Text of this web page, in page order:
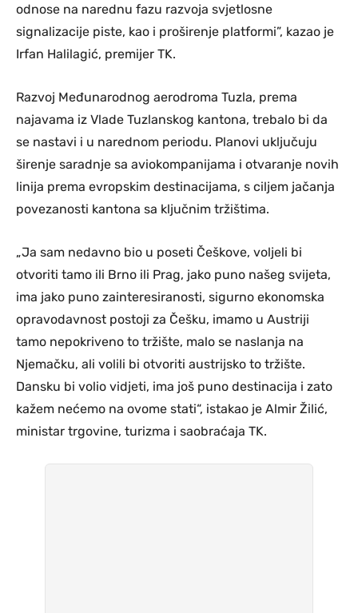
odnose na narednu fazu razvoja svjetlosne
signalizacije piste, kao i proširenje platformi”, kazao je
Irfan Halilagić, premijer TK.
Razvoj Međunarodnog aerodroma Tuzla, prema
najavama iz Vlade Tuzlanskog kantona, trebalo bi da
se nastavi i u narednom periodu. Planovi uključuju
širenje saradnje sa aviokompanijama i otvaranje novih
linija prema evropskim destinacijama, s ciljem jačanja
povezanosti kantona sa ključnim tržištima.
„Ja sam nedavno bio u poseti Češkove, voljeli bi
otvoriti tamo ili Brno ili Prag, jako puno našeg svijeta,
ima jako puno zainteresiranosti, sigurno ekonomska
opravodavnost postoji za Češku, imamo u Austriji
tamo nepokriveno to tržište, malo se naslanja na
Njemačku, ali volili bi otvoriti austrijsko to tržište.
Dansku bi volio vidjeti, ima još puno destinacija i zato
kažem nećemo na ovome stati“, istakao je Almir Žilić,
ministar trgovine, turizma i saobraćaja TK.